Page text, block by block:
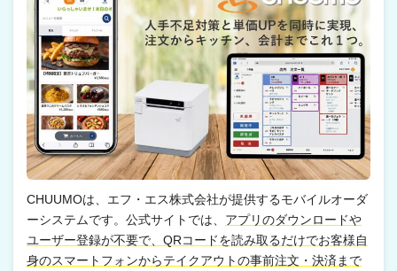
CHUUMOは、エフ・エス株式会社が提供するモバイルオーダ
ーシステムです。公式サイトでは、 アプリのダウンロードや
ユーザー登録が不要で、QRコードを読み取るだけでお客様自
身のスマートフォンからテイクアウトの事前注文・決済まで